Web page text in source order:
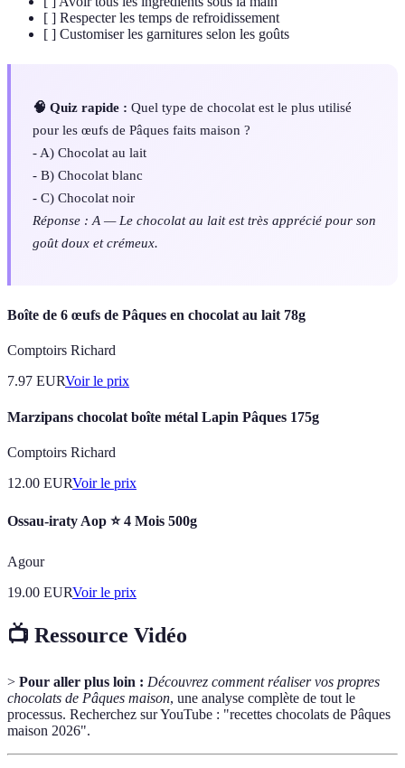
[ ] Respecter les temps de refroidissement
[ ] Customiser les garnitures selon les goûts
🧠 Quiz rapide : Quel type de chocolat est le plus utilisé
pour les œufs de Pâques faits maison ?
- A) Chocolat au lait
- B) Chocolat blanc
- C) Chocolat noir
Réponse : A — Le chocolat au lait est très apprécié pour son
goût doux et crémeux.
Boîte de 6 œufs de Pâques en chocolat au lait 78g
Comptoirs Richard
7.97 EURVoir le prix
Marzipans chocolat boîte métal Lapin Pâques 175g
Comptoirs Richard
12.00 EURVoir le prix
Ossau-iraty Aop ⭐ 4 Mois 500g
Agour
19.00 EURVoir le prix
📺 Ressource Vidéo
> Pour aller plus loin : Découvrez comment réaliser vos propres
chocolats de Pâques maison, une analyse complète de tout le
processus. Recherchez sur YouTube : "recettes chocolats de Pâques
maison 2026".